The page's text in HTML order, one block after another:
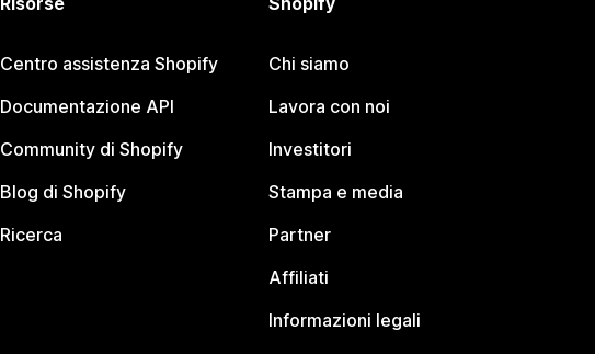
Centro assistenza Shopify
Documentazione API
Community di Shopify
Blog di Shopify
Ricerca
Chi siamo
Lavora con noi
Investitori
Stampa e media
Partner
Affiliati
Informazioni legali